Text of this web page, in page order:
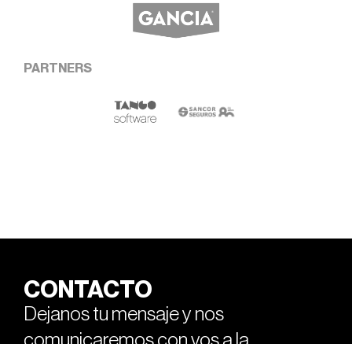
PARTNERS
CONTACTO
Dejanos tu mensaje y nos